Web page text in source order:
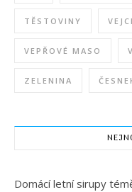
TĚSTOVINY
VEPŘOVÉ MASO
ZELENINA
Domácí letní sirupy